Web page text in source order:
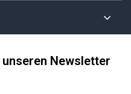
Newsletter